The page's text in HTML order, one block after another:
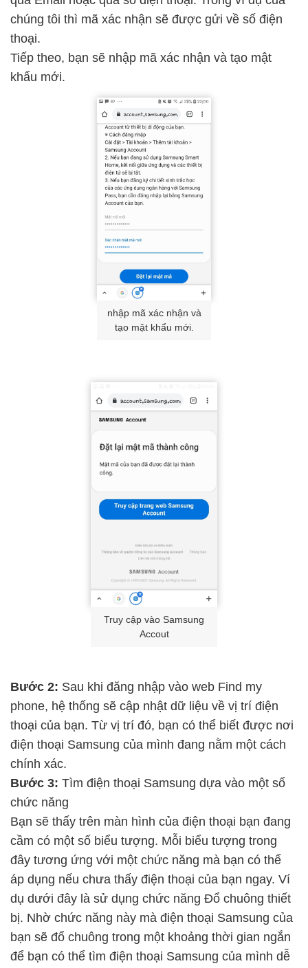
chúng tôi thì mã xác nhận sẽ được gửi về số điện
thoại.
Tiếp theo, bạn sẽ nhập mã xác nhận và tạo mật
khẩu mới.
nhập mã xác nhận và
tạo mật khẩu mới.
Truy cập vào Samsung
Accout
Bước 2: Sau khi đăng nhập vào web Find my
phone, hệ thống sẽ cập nhật dữ liệu về vị trí điện
thoại của bạn. Từ vị trí đó, bạn có thể biết được nơi
điện thoại Samsung của mình đang nằm một cách
chính xác.
Bước 3: Tìm điện thoại Samsung dựa vào một số
chức năng
Bạn sẽ thấy trên màn hình của điện thoại bạn đang
cầm có một số biểu tượng. Mỗi biểu tượng trong
đây tương ứng với một chức năng mà bạn có thể
áp dụng nếu chưa thấy điện thoại của bạn ngay. Ví
dụ dưới đây là sử dụng chức năng Đổ chuông thiết
bị. Nhờ chức năng này mà điện thoại Samsung của
bạn sẽ đổ chuông trong một khoảng thời gian ngắn
để bạn có thể tìm điện thoại Samsung của mình dễ